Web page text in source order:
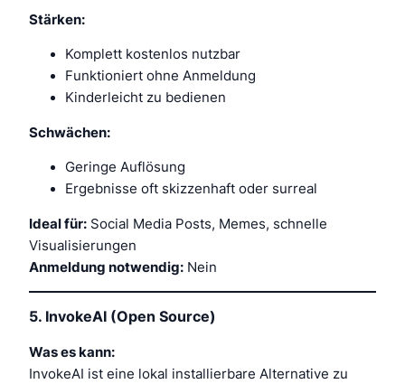
Stärken:
Komplett kostenlos nutzbar
Funktioniert ohne Anmeldung
Kinderleicht zu bedienen
Schwächen:
Geringe Auflösung
Ergebnisse oft skizzenhaft oder surreal
Ideal für: Social Media Posts, Memes, schnelle
Visualisierungen
Anmeldung notwendig: Nein
5. InvokeAI (Open Source)
Was es kann:
InvokeAI ist eine lokal installierbare Alternative zu